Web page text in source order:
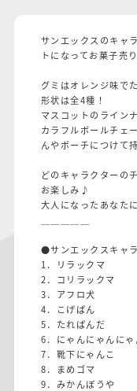
サンエックスのキャ
トになってお菓子売
グミはオレンジ味で
形状は全4種！
マスコットのライン
カラフルボールチェ
んやポーチにつけて
どのキャラクターの
お楽しみ♪
大人になったあなた
●サンエックスキャ
1．リラックマ
2．コリラックマ
3．アフロ犬
4．こげぱん
5．たれぱんだ
6．にゃんにゃんにゃ
7．靴下にゃんこ
8．まめゴマ
9．みかんぼうや